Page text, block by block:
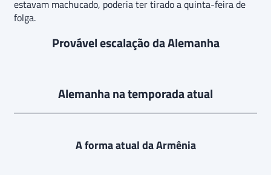
estavam machucado, poderia ter tirado a quinta-feira de
folga.
Provável escalação da Alemanha
Alemanha na temporada atual
A forma atual da Armênia